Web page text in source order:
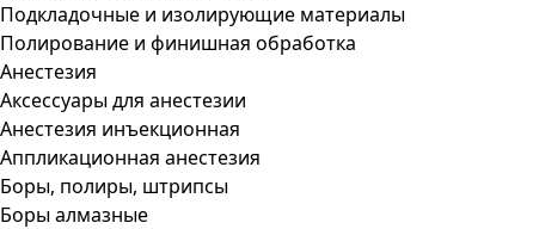
Подкладочные и изолирующие материалы
Полирование и финишная обработка
Анестезия
Аксессуары для анестезии
Анестезия инъекционная
Аппликационная анестезия
Боры, полиры, штрипсы
Боры алмазные